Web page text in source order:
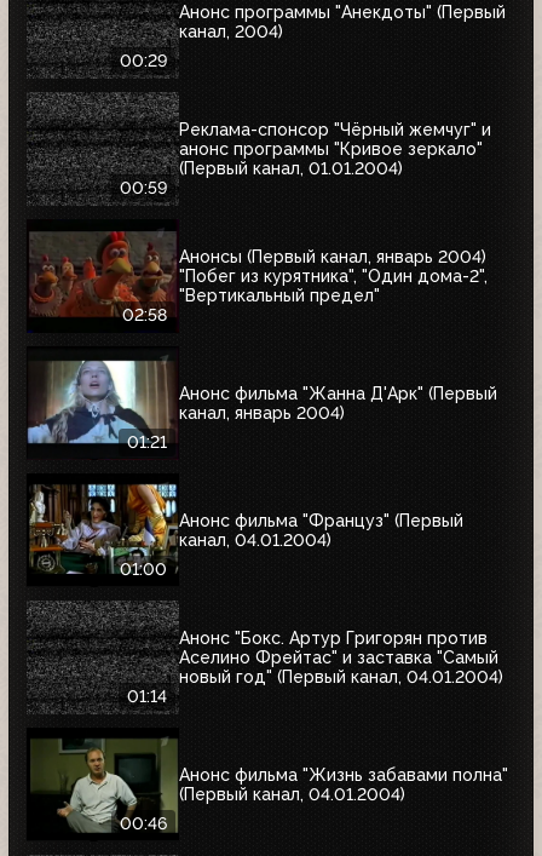
00:29
Анонс программы "Анекдоты" (Первый
канал, 2004)
00:59
Реклама-спонсор "Чёрный жемчуг" и
анонс программы "Кривое зеркало"
(Первый канал, 01.01.2004)
02:58
Анонсы (Первый канал, январь 2004)
"Побег из курятника", "Один дома-2",
"Вертикальный предел"
01:21
Анонс фильма "Жанна Д'Арк" (Первый
канал, январь 2004)
01:00
Анонс фильма "Француз" (Первый
канал, 04.01.2004)
01:14
Анонс "Бокс. Артур Григорян против
Аселино Фрейтас" и заставка "Самый
новый год" (Первый канал, 04.01.2004)
00:46
Анонс фильма "Жизнь забавами полна"
(Первый канал, 04.01.2004)